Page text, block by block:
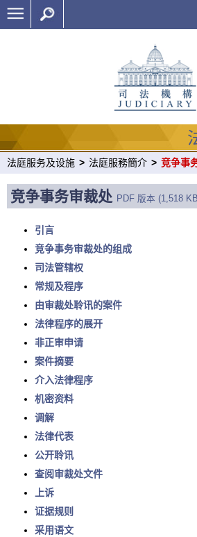
法庭服务及设施 > 法庭服務簡介 > 竞争事
竞争事务审裁处 PDF 版本 (1,518
引言
竞争事务审裁处的组成
司法管辖权
常规及程序
由审裁处聆讯的案件
法律程序的展开
非正审申请
案件摘要
介入法律程序
机密资料
调解
法律代表
公开聆讯
查阅审裁处文件
上诉
证据规则
采用语文